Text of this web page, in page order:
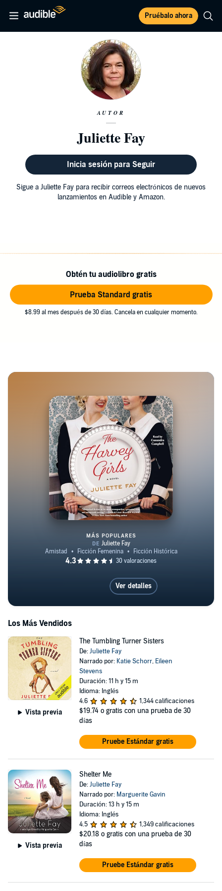
Pruébalo ahora
AUTOR
Juliette Fay
Inicia sesión para Seguir
Sigue a Juliette Fay para recibir correos electrónicos de nuevos
lanzamientos en Audible y Amazon.
Obtén tu audiolibro gratis
Prueba Standard gratis
$8.99 al mes después de 30 días. Cancela en cualquier momento.
The Harvey Girls
MÁS POPULARES
Ver detalles
Los Más Vendidos
Vista previa
The Tumbling Turner Sisters
De:Juliette Fay
Narrado por: Katie Schorr, Eileen
Stevens
Duración: 11 h y 15 m
Idioma: Inglés
4.6
1,344 calificaciones
$19.74 o gratis con una prueba de 30
días
Pruebe Estándar gratis
Vista previa
Shelter Me
De:Juliette Fay
Narrado por: Marguerite Gavin
Duración: 13 h y 15 m
Idioma: Inglés
4.5
1,349 calificaciones
$20.18 o gratis con una prueba de 30
días
Pruebe Estándar gratis